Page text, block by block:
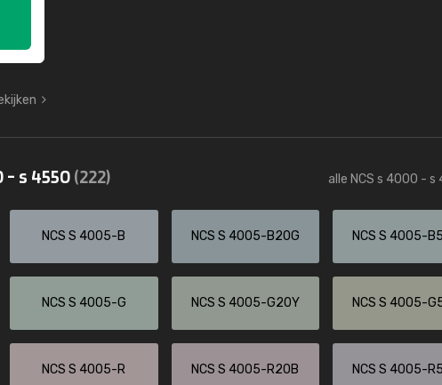
- s 4550(222) alle NCS s 4000 - s
NCS S 4005-B NCS S 4005-B20G NCS S 4005-
NCS S 4005-G NCS S 4005-G20Y NCS S 4005-
NCS S 4005-R NCS S 4005-R20B NCS S 4005-